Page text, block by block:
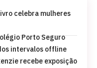
celebra mulheres
Porto Seguro
intervalos offline
recebe exposição